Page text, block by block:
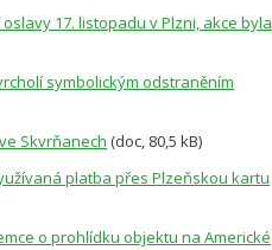
17. listopadu v Plzni, akce byla
symbolickým odstraněním
Skvrňanech (doc, 80,5 kB)
platba přes Plzeňskou kartu
o prohlídku objektu na Americké